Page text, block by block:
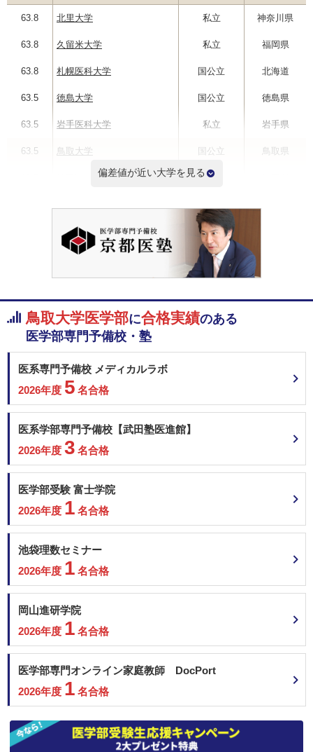
63.8 北里大学 私立 神奈川県
63.8 久留米大学 私立 福岡県
63.8 札幌医科大学 国公立 北海道
63.5 徳島大学 国公立 徳島県
63.5 岩手医科大学 私立 岩手県
63.5 鳥取大学 国公立 鳥取県
埼玉医科大学 私立
秋田大学 国公立
山形大学 国公立
偏差値ランキングを見る
偏差値が近い大学を見る
鳥取大学医学部に合格実績のある
医学部専門予備校・塾
医系専門予備校 メディカルラボ
2026年度 5 名合格
医系学部専門予備校【武田塾医進館】
2026年度 3 名合格
医学部受験 富士学院
2026年度 1 名合格
池袋理数セミナー
2026年度 1 名合格
岡山進研学院
2026年度 1 名合格
医学部専門オンライン家庭教師 DocPort
2026年度 1 名合格